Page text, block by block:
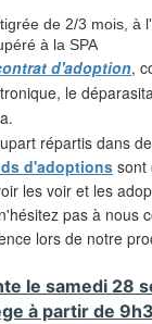
de 2/3 mois, à
à la SPA
d'adoption,
le
répartis dans
d'adoptionssont
les voir et les
pas à nous
lors de notre
le samedi 28
à partir de